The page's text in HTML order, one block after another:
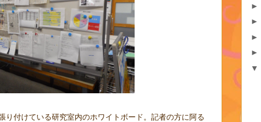
り付けている研究室内のホワイトボード。記者の方に阿る
►
►
►
►
▼